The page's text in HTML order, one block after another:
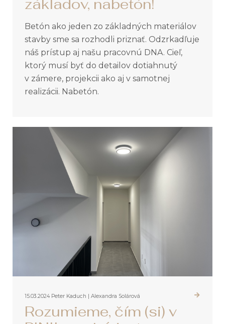
základov, nabetón!
Betón ako jeden zo základných materiálov
stavby sme sa rozhodli priznať. Odzrkadľuje
náš prístup aj našu pracovnú DNA. Cieľ,
ktorý musí byť do detailov dotiahnutý
v zámere, projekcii ako aj v samotnej
realizácii. Nabetón.
15.03.2024 Peter Kaduch | Alexandra Solárová
Rozumieme, čím (si) v